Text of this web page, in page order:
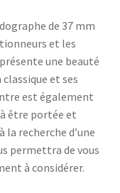
de 37 mm
et les
une beauté
et ses
est également
être portée et
recherche d’une
permettra de vous
à considérer.